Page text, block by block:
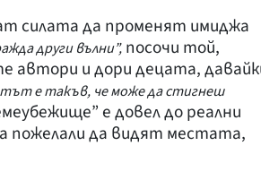
силата да променят имиджа
други вълни”, посочи той,
автори и дори децата,
е такъв, че може да стигнеш
е довел до реални
пожелали да видят местата,